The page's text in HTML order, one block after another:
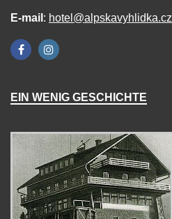
E-mail : hotel@alpskavyhlidka.cz
EIN WENIG GESCHICHTE